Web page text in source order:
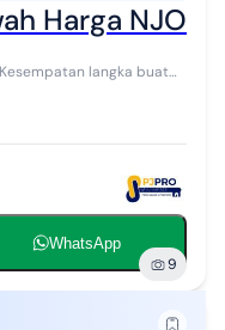
Harga NJOP
Barat! Eks
WhatsApp
9